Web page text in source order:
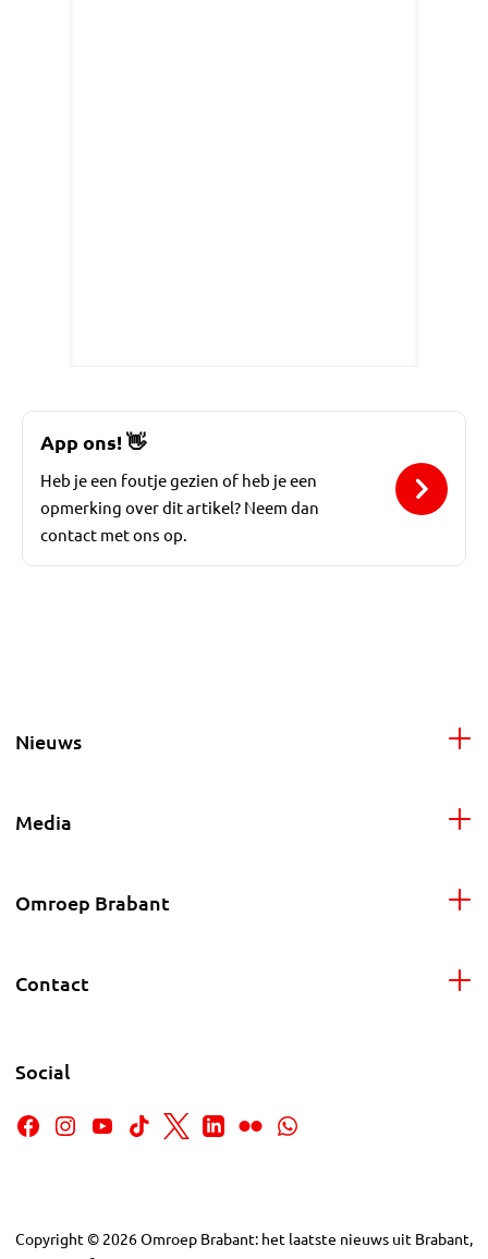
App ons!👋
Heb je een foutje gezien of heb je een
opmerking over dit artikel? Neem dan
contact met ons op.
Nieuws
Media
Omroep Brabant
Contact
Social
Copyright © 2026Omroep Brabant: het laatste nieuws uit Brabant,